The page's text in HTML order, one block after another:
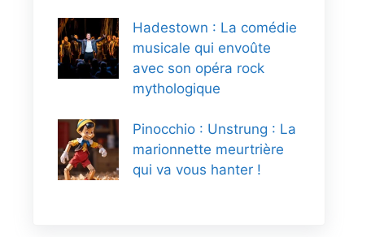
Hadestown : La comédie
musicale qui envoûte
avec son opéra rock
mythologique
Pinocchio : Unstrung : La
marionnette meurtrière
qui va vous hanter !